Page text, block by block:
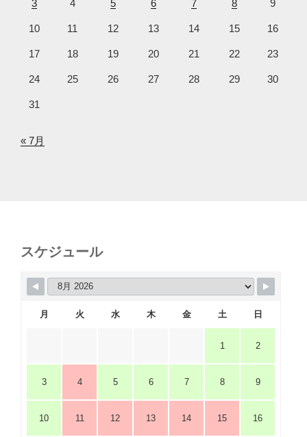
3 4 5 6 7 8 9
10 11 12 13 14 15 16
17 18 19 20 21 22 23
24 25 26 27 28 29 30
31
« 7月
スケジュール
月 火 水 木 金 土 日
1 2
3 4 5 6 7 8 9
10 11 12 13 14 15 16